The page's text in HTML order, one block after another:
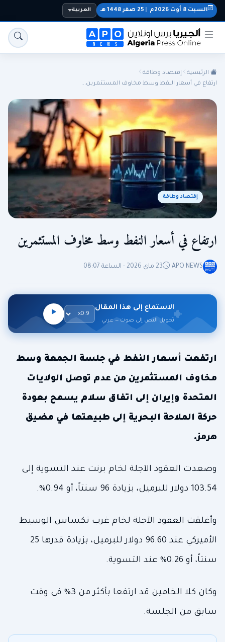
الجزائر الجالية المنتخب الوطني سياسة
اقتصاد رياضة
السبت 8 أوت 2026م 25 صفر 1448 هـ العربية
الرئيسية
إقتصاد وطاقة
ارتفاع في أسعار النفط وسط مخاوف المستثمرين...
إقتصاد وطاقة
ارتفاع في أسعار النفط وسط مخاوف المستثمرين
APO NEWS 23 ماي 2026 - الساعة 08:07
الاستماع إلى هذا المقال
تحويل النص إلى صوت — عربي
ارتفعت أسعار النفط في جلسة الجمعة وسط
مخاوف المستثمرين من عدم توصل الولايات
المتحدة وإيران إلى اتفاق سلام يسمح بعودة
حركة الملاحة البحرية إلى طبيعتها في مضيق
هرمز.
وصعدت العقود الآجلة لخام برنت عند التسوية إلى
103.54 دولار للبرميل، بزيادة 96 سنتاً، أو 0.94%.
وأغلقت العقود الآجلة لخام غرب تكساس الوسيط
الأميركي عند 96.60 دولار للبرميل، بزيادة قدرها 25
سنتاً، أو 0.26% عند التسوية.
وكان كلا الخامين قد ارتفعا بأكثر من 3% في وقت
سابق من الجلسة.